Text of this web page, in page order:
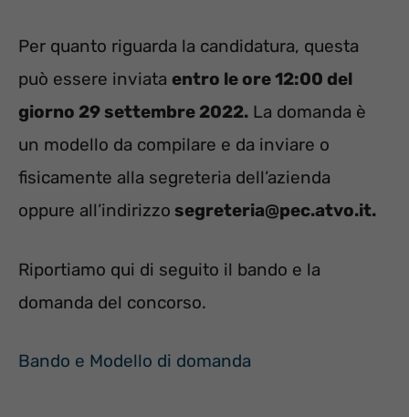
Per quanto riguarda la candidatura, questa
può essere inviata entro le ore 12:00 del
giorno 29 settembre 2022. La domanda è
un modello da compilare e da inviare o
fisicamente alla segreteria dell’azienda
oppure all’indirizzo segreteria@pec.atvo.it.
Riportiamo qui di seguito il bando e la
domanda del concorso.
Bando e Modello di domanda